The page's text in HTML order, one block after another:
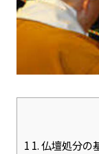
1 1. 仏壇処分の